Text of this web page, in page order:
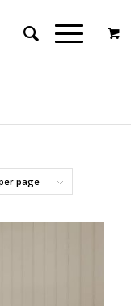
page